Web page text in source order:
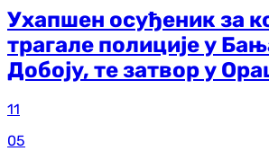
Ухапшен осуђеник за
трагале полиције у
Добоју, те затвор у
11
05